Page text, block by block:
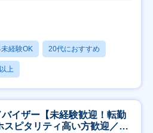
経験OK 20代におすすめ
上
イザー【未経験歓迎！転勤
ピタリティ高い方歓迎／土